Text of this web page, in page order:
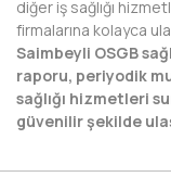
HATAY
IĞDIR
ISPARTA
diğer iş sağlığı
firmalarına kolayca
Saimbeyli OSGB
raporu, periyodik
sağlığı hizmetleri
güvenilir şekilde